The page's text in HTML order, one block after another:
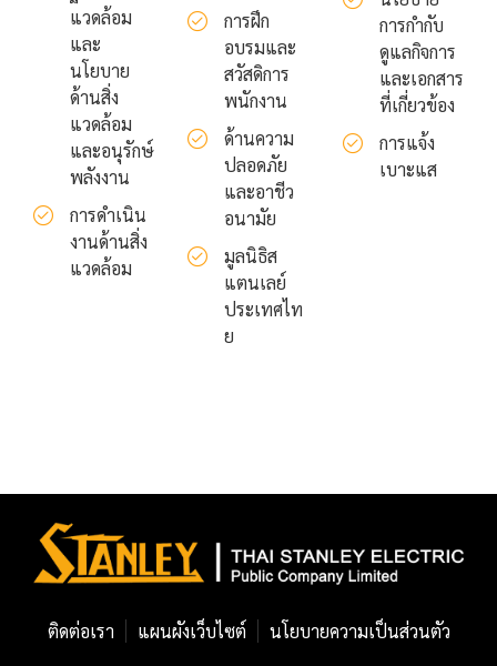
แวดล้อม
และ
นโยบาย
ด้านสิ่ง
แวดล้อม
และอนุรักษ์
พลังงาน
การดำเนิน
งานด้านสิ่ง
แวดล้อม
การฝึก
อบรมและ
สวัสดิการ
พนักงาน
ด้านความ
ปลอดภัย
และอาชีว
อนามัย
มูลนิธิส
แตนเลย์
ประเทศไท
ย
การกำกับ
ดูแลกิจการ
และเอกสาร
ที่เกี่ยวข้อง
การแจ้ง
เบาะแส
ติดต่อเรา แผนผังเว็บไซต์ นโยบายความเป็นส่วนตัว